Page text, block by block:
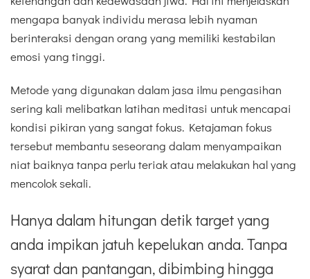
mengapa banyak individu merasa lebih nyaman
berinteraksi dengan orang yang memiliki kestabilan
emosi yang tinggi.
Metode yang digunakan dalam jasa ilmu pengasihan
sering kali melibatkan latihan meditasi untuk mencapai
kondisi pikiran yang sangat fokus. Ketajaman fokus
tersebut membantu seseorang dalam menyampaikan
niat baiknya tanpa perlu teriak atau melakukan hal yang
mencolok sekali.
Hanya dalam hitungan detik target yang
anda impikan jatuh kepelukan anda. Tanpa
syarat dan pantangan, dibimbing hingga